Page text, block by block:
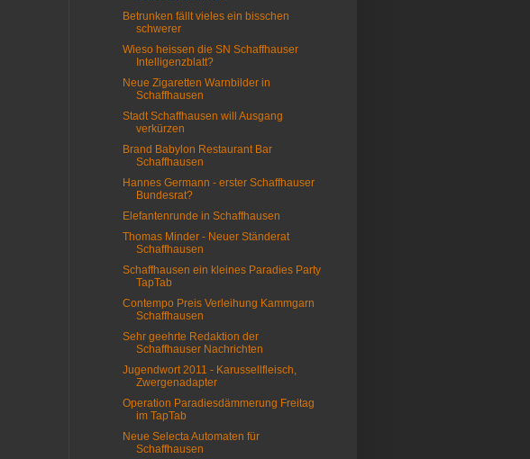
Betrunken fällt vieles ein bisschen
schwerer
Wieso heissen die SN Schaffhauser
Intelligenzblatt?
Neue Zigaretten Warnbilder in
Schaffhausen
Stadt Schaffhausen will Ausgang
verkürzen
Brand Babylon Restaurant Bar
Schaffhausen
Hannes Germann - erster Schaffhauser
Bundesrat?
Elefantenrunde in Schaffhausen
Thomas Minder - Neuer Ständerat
Schaffhausen
Schaffhausen ein kleines Paradies Party
TapTab
Contempo Preis Verleihung Kammgarn
Schaffhausen
Sehr geehrte Redaktion der
Schaffhauser Nachrichten
Jugendwort 2011 - Karussellfleisch,
Zwergenadapter
Operation Paradiesdämmerung Freitag
im TapTab
Neue Selecta Automaten für
Schaffhausen